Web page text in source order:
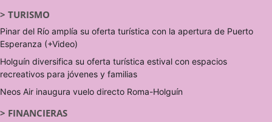
> TURISMO
Pinar del Río amplía su oferta turística con la apertura de Puerto
Esperanza (+Video)
Holguín diversifica su oferta turística estival con espacios
recreativos para jóvenes y familias
Neos Air inaugura vuelo directo Roma-Holguín
> FINANCIERAS